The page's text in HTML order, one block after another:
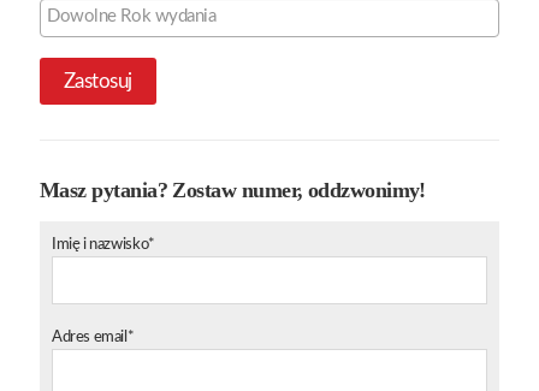
Zastosuj
Masz pytania? Zostaw numer, oddzwonimy!
Imię i nazwisko*
Adres email*